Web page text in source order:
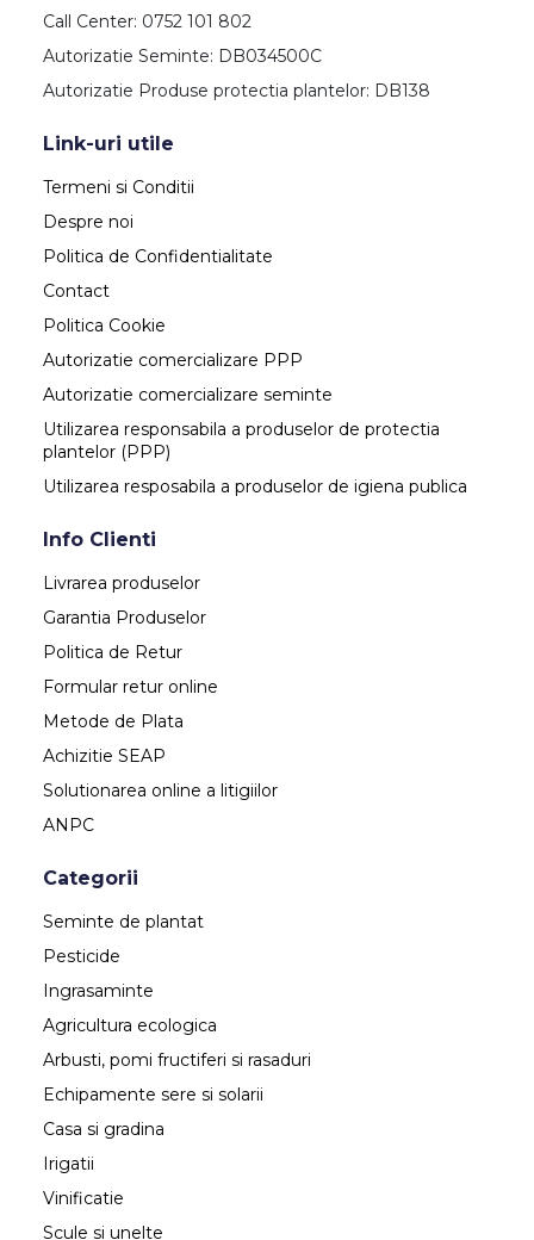
Call Center: 0752 101 802
Autorizatie Seminte: DB034500C
Autorizatie Produse protectia plantelor: DB138
Link-uri utile
Termeni si Conditii
Despre noi
Politica de Confidentialitate
Contact
Politica Cookie
Autorizatie comercializare PPP
Autorizatie comercializare seminte
Utilizarea responsabila a produselor de protectia
plantelor (PPP)
Utilizarea resposabila a produselor de igiena publica
Info Clienti
Livrarea produselor
Garantia Produselor
Politica de Retur
Formular retur online
Metode de Plata
Achizitie SEAP
Solutionarea online a litigiilor
ANPC
Categorii
Seminte de plantat
Pesticide
Ingrasaminte
Agricultura ecologica
Arbusti, pomi fructiferi si rasaduri
Echipamente sere si solarii
Casa si gradina
Irigatii
Vinificatie
Scule si unelte